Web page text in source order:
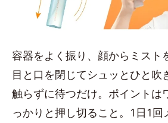
容器をよく振り、顔からミスト
目と口を閉じてシュッとひと吹
触らずに待つだけ。ポイントは
っかりと押し切ること。1日1